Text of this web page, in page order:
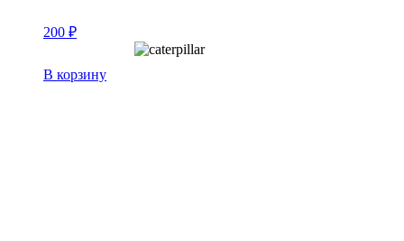
200 ₽
В корзину